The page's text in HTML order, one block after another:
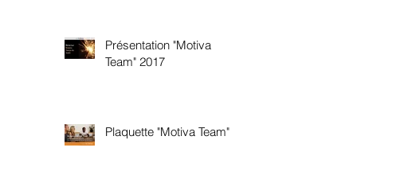
Présentation "Motiva
Team" 2017
Plaquette "Motiva Team"